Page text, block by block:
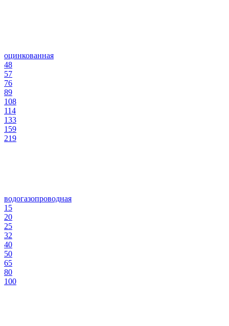
оцинкованная
48
57
76
89
108
114
133
159
219
водогазопроводная
15
20
25
32
40
50
65
80
100